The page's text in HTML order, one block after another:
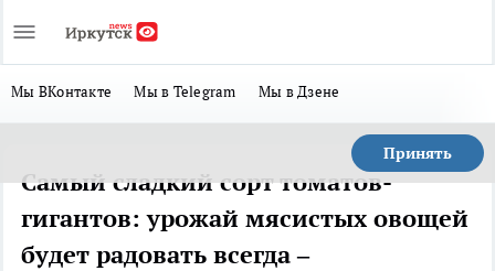
Мы ВКонтакте Мы в Telegram Мы в Дзене
Принять
Самый сладкий сорт томатов-
гигантов: урожай мясистых овощей
будет радовать всегда –